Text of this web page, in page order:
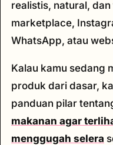
realistis, natural,
marketplace,
WhatsApp, atau
Kalau kamu sedang
produk dari dasar,
panduan pilar
makanan agar
menggugah selera